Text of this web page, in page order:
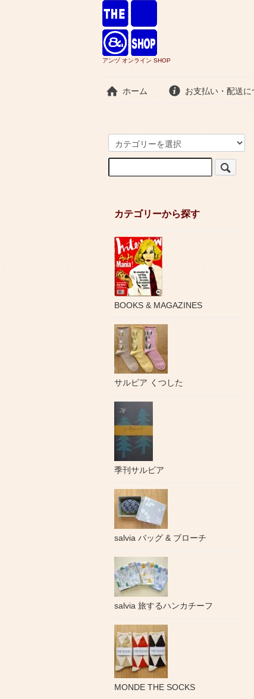
アンヅ オンライン SHOP
ホーム お支払い・配送に
カテゴリーから探す
BOOKS & MAGAZINES
サルビア くつした
季刊サルビア
salvia バッグ & ブローチ
salvia 旅するハンカチーフ
MONDE THE SOCKS